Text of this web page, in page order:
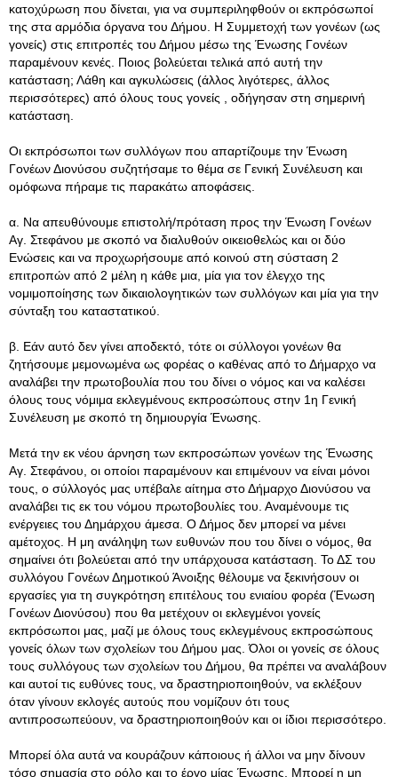
κατοχύρωση που δίνεται, για να συμπεριληφθούν οι εκπρόσωποί
της στα αρμόδια όργανα του Δήμου. Η Συμμετοχή των γονέων (ως
γονείς) στις επιτροπές του Δήμου μέσω της Ένωσης Γονέων
παραμένουν κενές. Ποιος βολεύεται τελικά από αυτή την
κατάσταση; Λάθη και αγκυλώσεις (άλλος λιγότερες, άλλος
περισσότερες) από όλους τους γονείς , οδήγησαν στη σημερινή
κατάσταση.
Οι εκπρόσωποι των συλλόγων που απαρτίζουμε την Ένωση
Γονέων Διονύσου συζητήσαμε το θέμα σε Γενική Συνέλευση και
ομόφωνα πήραμε τις παρακάτω αποφάσεις.
α. Να απευθύνουμε επιστολή/πρόταση προς την Ένωση Γονέων
Αγ. Στεφάνου με σκοπό να διαλυθούν οικειοθελώς και οι δύο
Ενώσεις και να προχωρήσουμε από κοινού στη σύσταση 2
επιτροπών από 2 μέλη η κάθε μια, μία για τον έλεγχο της
νομιμοποίησης των δικαιολογητικών των συλλόγων και μία για την
σύνταξη του καταστατικού.
β. Εάν αυτό δεν γίνει αποδεκτό, τότε οι σύλλογοι γονέων θα
ζητήσουμε μεμονωμένα ως φορέας ο καθένας από το Δήμαρχο να
αναλάβει την πρωτοβουλία που του δίνει ο νόμος και να καλέσει
όλους τους νόμιμα εκλεγμένους εκπροσώπους στην 1η Γενική
Συνέλευση με σκοπό τη δημιουργία Ένωσης.
Μετά την εκ νέου άρνηση των εκπροσώπων γονέων της Ένωσης
Αγ. Στεφάνου, οι οποίοι παραμένουν και επιμένουν να είναι μόνοι
τους, ο σύλλογός μας υπέβαλε αίτημα στο Δήμαρχο Διονύσου να
αναλάβει τις εκ του νόμου πρωτοβουλίες του. Αναμένουμε τις
ενέργειες του Δημάρχου άμεσα. Ο Δήμος δεν μπορεί να μένει
αμέτοχος. Η μη ανάληψη των ευθυνών που του δίνει ο νόμος, θα
σημαίνει ότι βολεύεται από την υπάρχουσα κατάσταση. Το ΔΣ του
συλλόγου Γονέων Δημοτικού Άνοιξης θέλουμε να ξεκινήσουν οι
εργασίες για τη συγκρότηση επιτέλους του ενιαίου φορέα (Ένωση
Γονέων Διονύσου) που θα μετέχουν οι εκλεγμένοι γονείς
εκπρόσωποι μας, μαζί με όλους τους εκλεγμένους εκπροσώπους
γονείς όλων των σχολείων του Δήμου μας. Όλοι οι γονείς σε όλους
τους συλλόγους των σχολείων του Δήμου, θα πρέπει να αναλάβουν
και αυτοί τις ευθύνες τους, να δραστηριοποιηθούν, να εκλέξουν
όταν γίνουν εκλογές αυτούς που νομίζουν ότι τους
αντιπροσωπεύουν, να δραστηριοποιηθούν και οι ίδιοι περισσότερο.
Μπορεί όλα αυτά να κουράζουν κάποιους ή άλλοι να μην δίνουν
τόσο σημασία στο ρόλο και το έργο μίας Ένωσης. Μπορεί η μη